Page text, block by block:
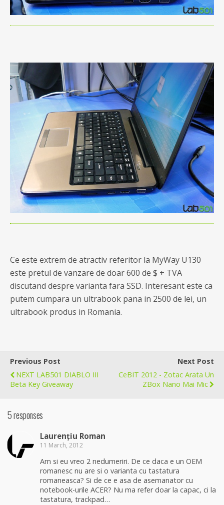
Ce este extrem de atractiv referitor la MyWay U130
este pretul de vanzare de doar 600 de $ + TVA
discutand despre varianta fara SSD. Interesant este ca
putem cumpara un ultrabook pana in 2500 de lei, un
ultrabook produs in Romania.
Previous Post
NEXT LAB501 DIABLO III
Beta Key Giveaway
Next Post
CeBIT 2012 - Zotac Arata Un
ZBox Nano Mai Mic
5 responses
Laurențiu Roman
11 March, 2012
Am si eu vreo 2 nedumeriri. De ce daca e un OEM
romanesc nu are si o varianta cu tastatura
romaneasca? Si de ce e asa de asemanator cu
notebook-urile ACER? Nu ma refer doar la capac, ci la
tastatura, trackpad…